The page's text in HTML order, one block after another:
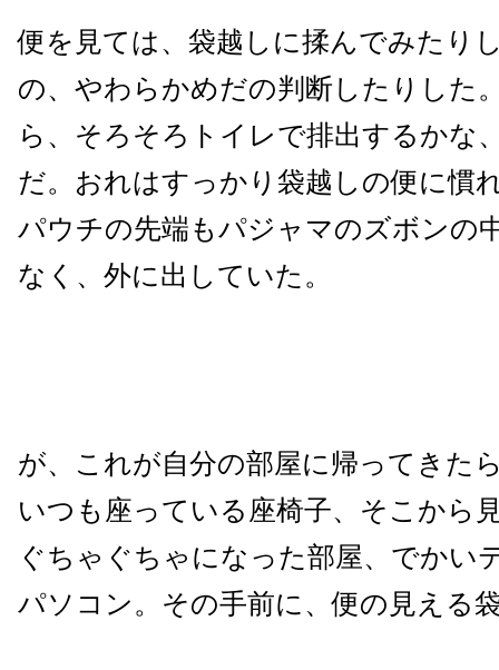
便を見ては、袋越しに揉んでみたり
の、やわらかめだの判断したりした
ら、そろそろトイレで排出するかな
だ。おれはすっかり袋越しの便に慣
パウチの先端もパジャマのズボンの
なく、外に出していた。
が、これが自分の部屋に帰ってきた
いつも座っている座椅子、そこから
ぐちゃぐちゃになった部屋、でかい
パソコン。その手前に、便の見える